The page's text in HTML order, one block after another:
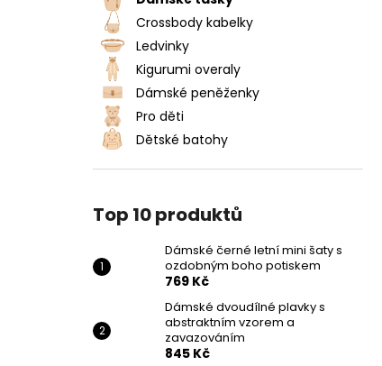
Crossbody kabelky
Ledvinky
Kigurumi overaly
Dámské peněženky
Pro děti
Dětské batohy
Top 10 produktů
Dámské černé letní mini šaty s
ozdobným boho potiskem
769 Kč
Dámské dvoudílné plavky s
abstraktním vzorem a
zavazováním
845 Kč
DÁMSKÉ ČERNÉ LETNÍ MINI ŠATY S
OZDOBNÝM BOHO POTISKEM
769 Kč